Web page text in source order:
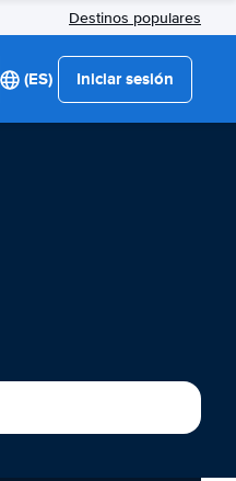
Destinos populares
(ES) Iniciar sesión